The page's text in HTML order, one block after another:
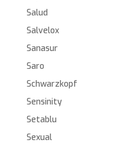
Salud
Salvelox
Sanasur
Saro
Schwarzkopf
Sensinity
Setablu
Sexual